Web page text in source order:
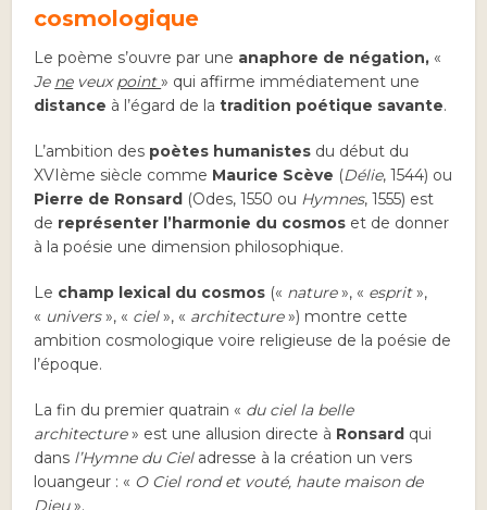
cosmologique
Le poème s’ouvre par une anaphore de négation, «
Je neveuxpoint» qui affirme immédiatement une
distance à l’égard de latradition poétique savante.
L’ambition des poètes humanistes du début du
XVIème siècle comme Maurice Scève (Délie, 1544) ou
Pierre de Ronsard (Odes, 1550 ou Hymnes, 1555) est
de représenter l’harmonie du cosmos et de donner
à la poésie une dimension philosophique.
Le champ lexical du cosmos (« nature», « esprit»,
« univers», « ciel», « architecture») montre cette
ambition cosmologique voire religieuse de la poésie de
l’époque.
La fin du premier quatrain « du ciel la belle
architecture» est une allusion directe à Ronsard qui
dans l’Hymne du Cieladresse à la création un vers
louangeur : « O Ciel rond et vouté, haute maison de
Dieu».